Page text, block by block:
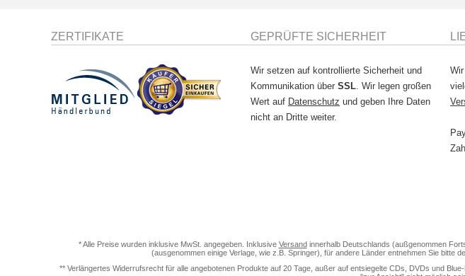
ZERTIFIKATE GEPRÜFTE SICHERHEIT
Wir setzen auf kontrollierte Sicherheit und
Kommunikation über SSL . Wir legen großen
Wert auf Datenschutz und geben Ihre Daten
nicht an Dritte weiter.
* Alle Preise wurden inklusive MwSt. angegeben. Inklusive Versandinnerhalb Deutschlands (außgenommen
(ausgenommen einige Verlage, wie z.B. Springer), für andere Länder entnehmen Sie bitte
** Verlängertes Widerrufsrecht für alle angebotenen Produkte auf 20 Tage, außer auf entsiegelte CDs, DVDs und